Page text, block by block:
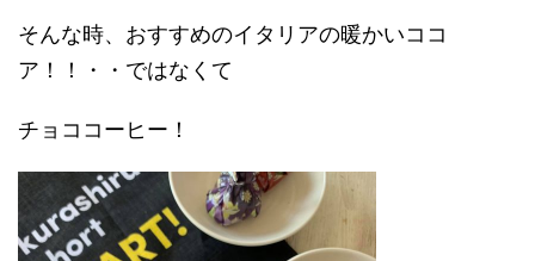
そんな時、おすすめのイタリアの暖かいココ
ア！！・・ではなくて
チョココーヒー！